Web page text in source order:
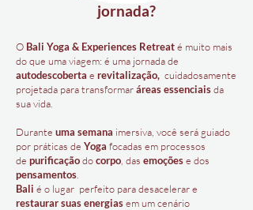
jornada?
O Bali Yoga & Experiences Retreaté muito mais
do que uma viagem: é uma jornada de
autodescoberta e revitalização, cuidadosamente
projetada para transformaráreas essenciaisda
sua vida.
Durante uma semana imersiva, você será guiado
por práticas de Yoga focadas em processos
de purificaçãodocorpo das emoçõese dos
pensamentos
Bali é o lugar perfeito para desacelerar e
restaurar suas energiasem um cenário